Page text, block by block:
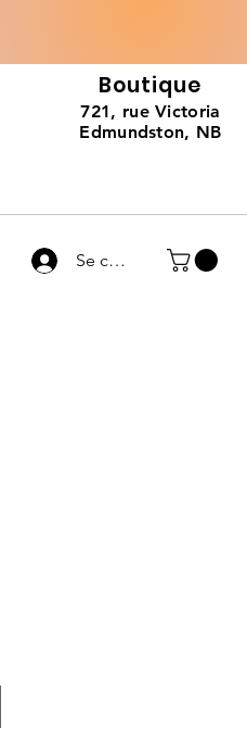
Boutique
721, rue Victoria
Edmundston, NB
Se connecter